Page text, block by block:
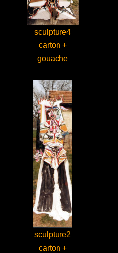
sculpture4
carton +
gouache
sculpture2
carton +